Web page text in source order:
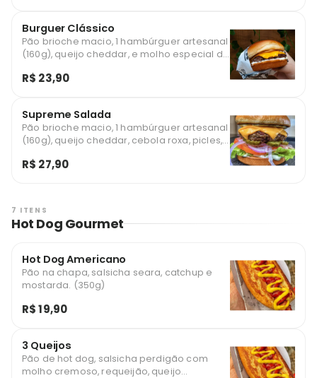
Burguer Clássico
Pão brioche macio, 1 hambúrguer artesanal
(160g), queijo cheddar, e molho especial da
famoso pão carne queijo.
R$ 23,90
Supreme Salada
Pão brioche macio, 1 hambúrguer artesanal
(160g), queijo cheddar, cebola roxa, picles,
especial da casa. Delicioso hambúrguer
R$ 27,90
7 ITENS
Hot Dog Gourmet
Hot Dog Americano
Pão na chapa, salsicha seara, catchup e
mostarda. (350g)
R$ 19,90
3 Queijos
Pão de hot dog, salsicha perdigão com
molho cremoso, requeijão, queijo